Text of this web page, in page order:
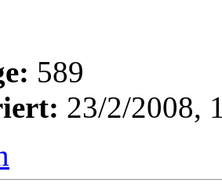
589
23/2/2008,